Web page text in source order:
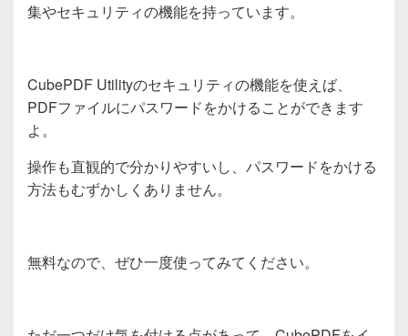
集やセキュリティの機能を持っています。
CubePDF Utilityのセキュリティの機能を使えば、
PDFファイルにパスワードをかけることができます
よ。
操作も直観的で分かりやすいし、パスワードをかける
方法もむずかしくありません。
無料なので、ぜひ一度使ってみてください。